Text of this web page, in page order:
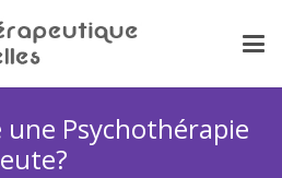
Psychothérapie